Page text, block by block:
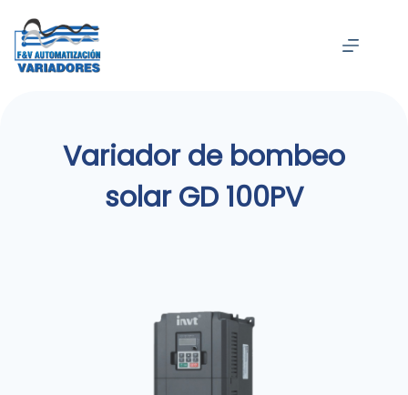
contenido
Variador de bombeo
solar GD 100PV